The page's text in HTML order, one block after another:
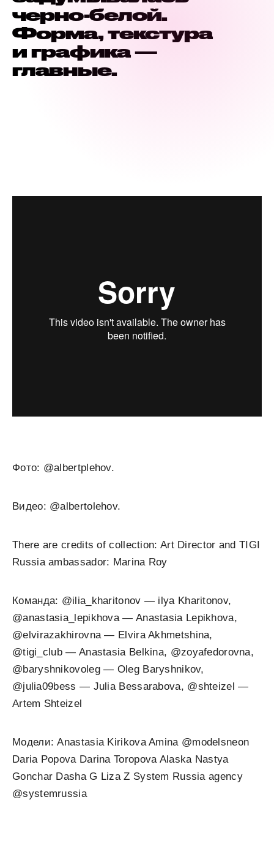
черно-белой.
Форма, текстура
и графика —
главные.
Фото: @albertplehov.
Видео: @albertolehov.
There are credits of collection: Art Director and TIGI
Russia ambassador: Marina Roy
Команда: @ilia_kharitonov — ilya Kharitonov,
@anastasia_lepikhova — Anastasia Lepikhova,
@elvirazakhirovna — Elvira Akhmetshina,
@tigi_club — Anastasia Belkina, @zoyafedorovna,
@baryshnikovoleg — Oleg Baryshnikov,
@julia09bess — Julia Bessarabova, @shteizel —
Artem Shteizel
Модели: Anastasia Kirikova Amina @modelsneon
Daria Popova Darina Toropova Alaska Nastya
Gonchar Dasha G Liza Z System Russia agency
@systemrussia